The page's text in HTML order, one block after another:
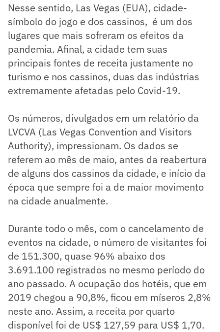
Nesse sentido, Las Vegas (EUA), cidade-
símbolo do jogo e dos cassinos, é um dos
lugares que mais sofreram os efeitos da
pandemia. Afinal, a cidade tem suas
principais fontes de receita justamente no
turismo e nos cassinos, duas das indústrias
extremamente afetadas pelo Covid-19.
Os números, divulgados em um relatório da
LVCVA (Las Vegas Convention and Visitors
Authority), impressionam. Os dados se
referem ao mês de maio, antes da reabertura
de alguns dos cassinos da cidade, e início da
época que sempre foi a de maior movimento
na cidade anualmente.
Durante todo o mês, com o cancelamento de
eventos na cidade, o número de visitantes foi
de 151.300, quase 96% abaixo dos
3.691.100 registrados no mesmo período do
ano passado. A ocupação dos hotéis, que em
2019 chegou a 90,8%, ficou em míseros 2,8%
neste ano. Assim, a receita por quarto
disponível foi de US$ 127,59 para US$ 1,70.